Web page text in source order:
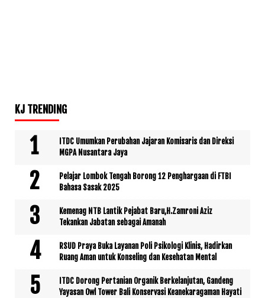
KJ TRENDING
ITDC Umumkan Perubahan Jajaran Komisaris dan Direksi
MGPA Nusantara Jaya
Pelajar Lombok Tengah Borong 12 Penghargaan di FTBI
Bahasa Sasak 2025
Kemenag NTB Lantik Pejabat Baru,H.Zamroni Aziz
Tekankan Jabatan sebagai Amanah
RSUD Praya Buka Layanan Poli Psikologi Klinis, Hadirkan
Ruang Aman untuk Konseling dan Kesehatan Mental
ITDC Dorong Pertanian Organik Berkelanjutan, Gandeng
Yayasan Owl Tower Bali Konservasi Keanekaragaman Hayati